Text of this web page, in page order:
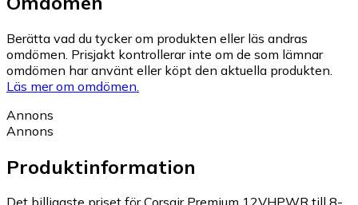
Berätta vad du tycker om produkten eller läs andras
omdömen. Prisjakt kontrollerar inte om de som lämnar
omdömen har använt eller köpt den aktuella produkten.
Läs mer om omdömen.
Annons
Annons
Produktinformation